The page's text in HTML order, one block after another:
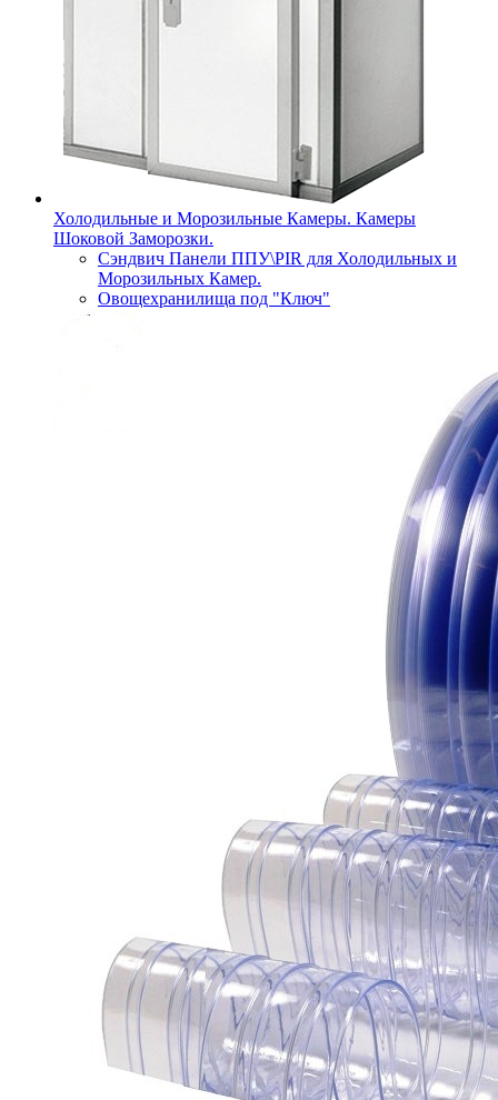
Холодильные и Морозильные Камеры. Камеры
Шоковой Заморозки.
Сэндвич Панели ППУ\PIR для Холодильных и
Морозильных Камер.
Овощехранилища под "Ключ"